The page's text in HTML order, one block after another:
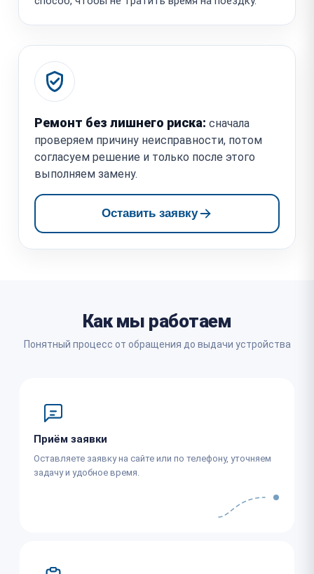
Ремонт без лишнего риска: сначала
проверяем причину неисправности, потом
согласуем решение и только после этого
выполняем замену.
Оставить заявку
Как мы работаем
Понятный процесс от обращения до выдачи устройства
Приём заявки
Оставляете заявку на сайте или по телефону, уточняем
задачу и удобное время.